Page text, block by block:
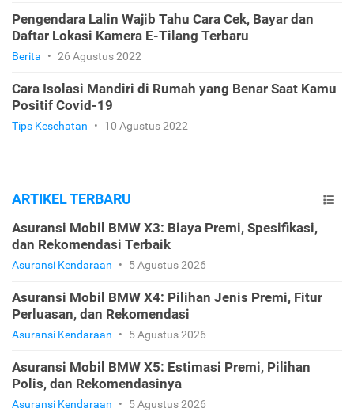
Pengendara Lalin Wajib Tahu Cara Cek, Bayar dan
Daftar Lokasi Kamera E-Tilang Terbaru
Berita • 26 Agustus 2022
Cara Isolasi Mandiri di Rumah yang Benar Saat Kamu
Positif Covid-19
Tips Kesehatan • 10 Agustus 2022
ARTIKEL TERBARU
Asuransi Mobil BMW X3: Biaya Premi, Spesifikasi,
dan Rekomendasi Terbaik
Asuransi Kendaraan • 5 Agustus 2026
Asuransi Mobil BMW X4: Pilihan Jenis Premi, Fitur
Perluasan, dan Rekomendasi
Asuransi Kendaraan • 5 Agustus 2026
Asuransi Mobil BMW X5: Estimasi Premi, Pilihan
Polis, dan Rekomendasinya
Asuransi Kendaraan • 5 Agustus 2026